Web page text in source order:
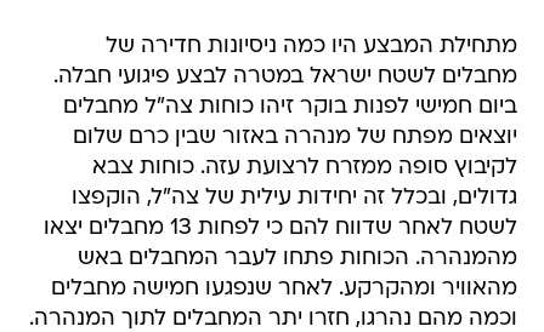
מתחילת המבצע היו כמה ניסיונות חדירה של
מחבלים לשטח ישראל במטרה לבצע פיגועי חבלה.
ביום חמישי לפנות בוקר זיהו כוחות צה"ל מחבלים
יוצאים מפתח של מנהרה באזור שבין כרם שלום
לקיבוץ סופה ממזרח לרצועת עזה. כוחות צבא
גדולים, ובכלל זה יחידות עילית של צה"ל, הוקפצו
לשטח לאחר שדווח להם כי לפחות 13 מחבלים יצאו
מהמנהרה. הכוחות פתחו לעבר המחבלים באש
מהאוויר ומהקרקע. לאחר שנפגעו חמישה מחבלים
וכמה מהם נהרגו, חזרו יתר המחבלים לתוך המנהרה.